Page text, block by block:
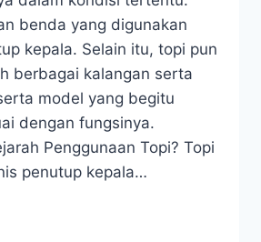
benda yang digunakan
kepala. Selain itu, topi pun
berbagai kalangan serta
model yang begitu
dengan fungsinya.
Penggunaan Topi? Topi
penutup kepala…